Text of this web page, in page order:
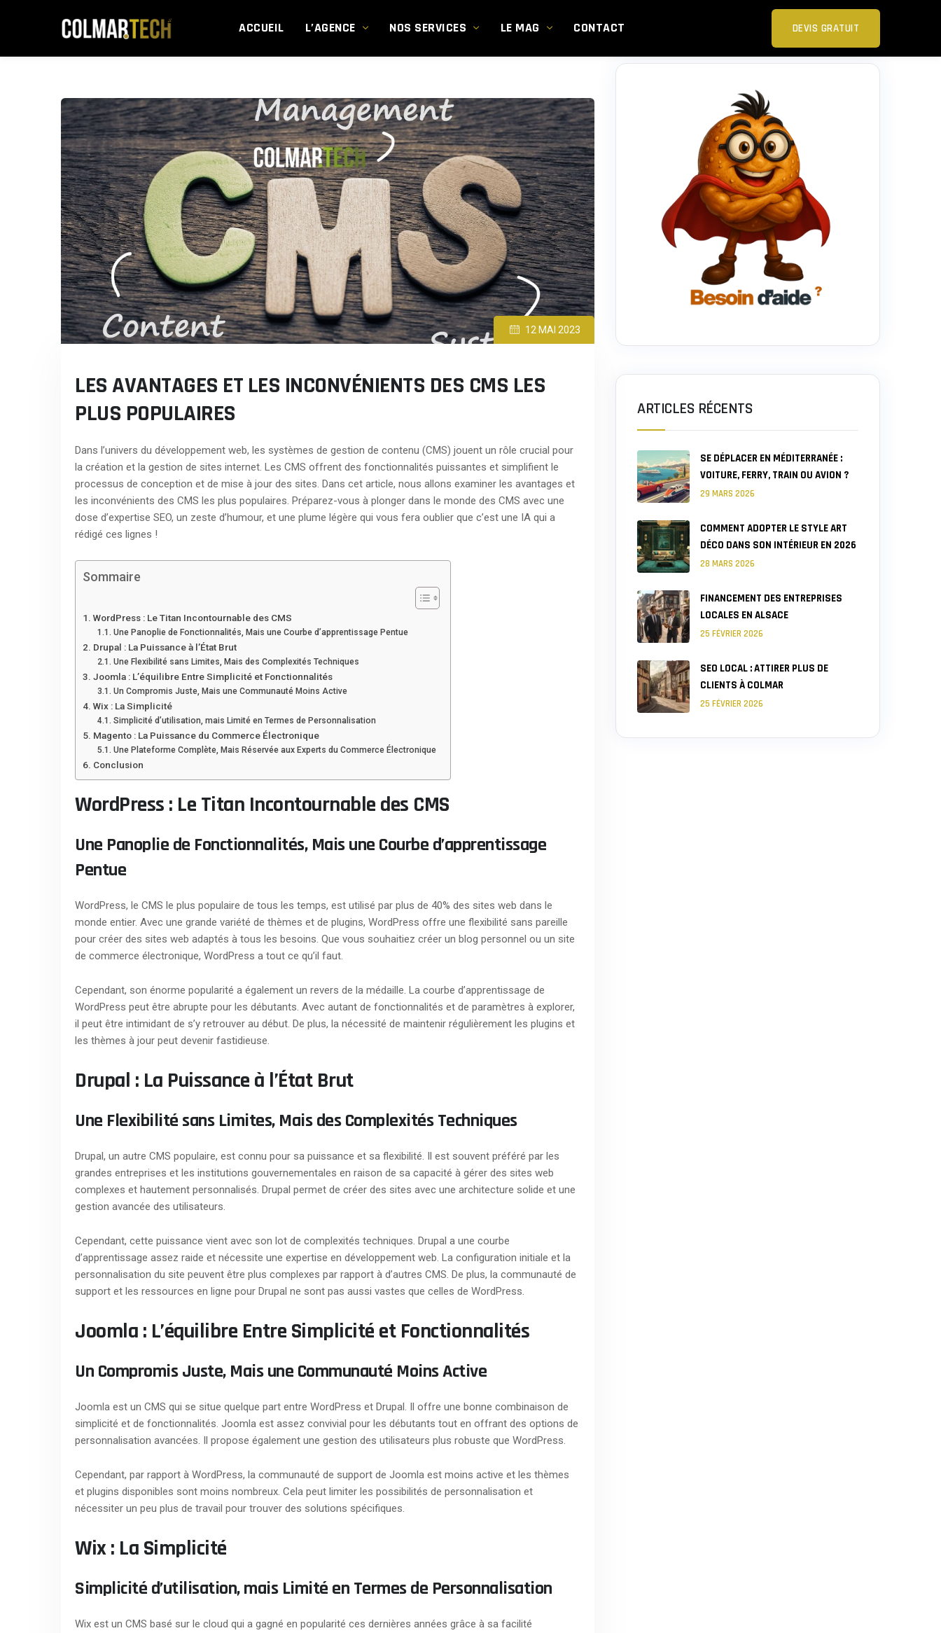
ACCUEIL L’AGENCE NOS SERVICES LE MAG CONTACT DEVIS GRATUIT
12 MAI 2023
LES AVANTAGES ET LES INCONVÉNIENTS DES CMS LES
PLUS POPULAIRES
Dans l’univers du développement web, les systèmes de gestion de contenu (CMS) jouent un rôle crucial pour
la création et la gestion de sites internet. Les CMS offrent des fonctionnalités puissantes et simplifient le
processus de conception et de mise à jour des sites. Dans cet article, nous allons examiner les avantages et
les inconvénients des CMS les plus populaires. Préparez-vous à plonger dans le monde des CMS avec une
dose d’expertise SEO, un zeste d’humour, et une plume légère qui vous fera oublier que c’est une IA qui a
rédigé ces lignes !
Sommaire
WordPress : Le Titan Incontournable des CMS
Une Panoplie de Fonctionnalités, Mais une Courbe d’apprentissage Pentue
Drupal : La Puissance à l’État Brut
Une Flexibilité sans Limites, Mais des Complexités Techniques
Joomla : L’équilibre Entre Simplicité et Fonctionnalités
Un Compromis Juste, Mais une Communauté Moins Active
Wix : La Simplicité
Simplicité d’utilisation, mais Limité en Termes de Personnalisation
Magento : La Puissance du Commerce Électronique
Une Plateforme Complète, Mais Réservée aux Experts du Commerce Électronique
Conclusion
WordPress : Le Titan Incontournable des CMS
Une Panoplie de Fonctionnalités, Mais une Courbe d’apprentissage
Pentue
WordPress, le CMS le plus populaire de tous les temps, est utilisé par plus de 40% des sites web dans le
monde entier. Avec une grande variété de thèmes et de plugins, WordPress offre une flexibilité sans pareille
pour créer des sites web adaptés à tous les besoins. Que vous souhaitiez créer un blog personnel ou un site
de commerce électronique, WordPress a tout ce qu’il faut.
Cependant, son énorme popularité a également un revers de la médaille. La courbe d’apprentissage de
WordPress peut être abrupte pour les débutants. Avec autant de fonctionnalités et de paramètres à explorer,
il peut être intimidant de s’y retrouver au début. De plus, la nécessité de maintenir régulièrement les plugins et
les thèmes à jour peut devenir fastidieuse.
Drupal : La Puissance à l’État Brut
Une Flexibilité sans Limites, Mais des Complexités Techniques
Drupal, un autre CMS populaire, est connu pour sa puissance et sa flexibilité. Il est souvent préféré par les
grandes entreprises et les institutions gouvernementales en raison de sa capacité à gérer des sites web
complexes et hautement personnalisés. Drupal permet de créer des sites avec une architecture solide et une
gestion avancée des utilisateurs.
Cependant, cette puissance vient avec son lot de complexités techniques. Drupal a une courbe
d’apprentissage assez raide et nécessite une expertise en développement web. La configuration initiale et la
personnalisation du site peuvent être plus complexes par rapport à d’autres CMS. De plus, la communauté de
support et les ressources en ligne pour Drupal ne sont pas aussi vastes que celles de WordPress.
Joomla : L’équilibre Entre Simplicité et Fonctionnalités
Un Compromis Juste, Mais une Communauté Moins Active
Joomla est un CMS qui se situe quelque part entre WordPress et Drupal. Il offre une bonne combinaison de
simplicité et de fonctionnalités. Joomla est assez convivial pour les débutants tout en offrant des options de
personnalisation avancées. Il propose également une gestion des utilisateurs plus robuste que WordPress.
Cependant, par rapport à WordPress, la communauté de support de Joomla est moins active et les thèmes
et plugins disponibles sont moins nombreux. Cela peut limiter les possibilités de personnalisation et
nécessiter un peu plus de travail pour trouver des solutions spécifiques.
Wix : La Simplicité
Simplicité d’utilisation, mais Limité en Termes de Personnalisation
Wix est un CMS basé sur le cloud qui a gagné en popularité ces dernières années grâce à sa facilité
ARTICLES RÉCENTS
SE DÉPLACER EN MÉDITERRANÉE :
VOITURE, FERRY, TRAIN OU AVION ?
29 MARS 2026
COMMENT ADOPTER LE STYLE ART
DÉCO DANS SON INTÉRIEUR EN 2026
28 MARS 2026
FINANCEMENT DES ENTREPRISES
LOCALES EN ALSACE
25 FÉVRIER 2026
SEO LOCAL : ATTIRER PLUS DE
CLIENTS À COLMAR
25 FÉVRIER 2026